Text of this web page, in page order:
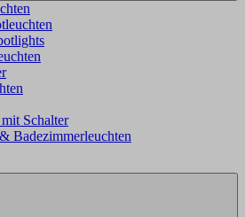
Schalter
Badezimmerleuchten